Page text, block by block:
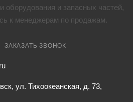
оборудования и запасных частей,
к менеджерам по продажам.
ЗАКАЗАТЬ ЗВОНОК
ул. Тихоокеанская, д. 73,